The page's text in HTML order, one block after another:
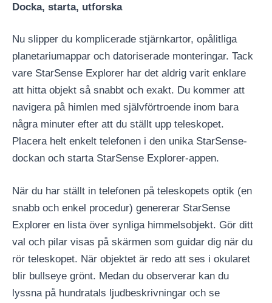
Docka, starta, utforska
Nu slipper du komplicerade stjärnkartor, opålitliga
planetariumappar och datoriserade monteringar. Tack
vare StarSense Explorer har det aldrig varit enklare
att hitta objekt så snabbt och exakt. Du kommer att
navigera på himlen med självförtroende inom bara
några minuter efter att du ställt upp teleskopet.
Placera helt enkelt telefonen i den unika StarSense-
dockan och starta StarSense Explorer-appen.
När du har ställt in telefonen på teleskopets optik (en
snabb och enkel procedur) genererar StarSense
Explorer en lista över synliga himmelsobjekt. Gör ditt
val och pilar visas på skärmen som guidar dig när du
rör teleskopet. När objektet är redo att ses i okularet
blir bullseye grönt. Medan du observerar kan du
lyssna på hundratals ljudbeskrivningar och se